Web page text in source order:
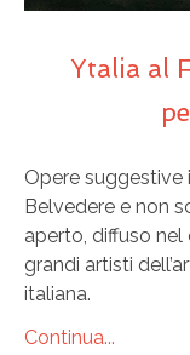
Ytalia al
Opere suggestive
Belvedere e non
aperto, diffuso nel
grandi artisti
italiana.
Continua...